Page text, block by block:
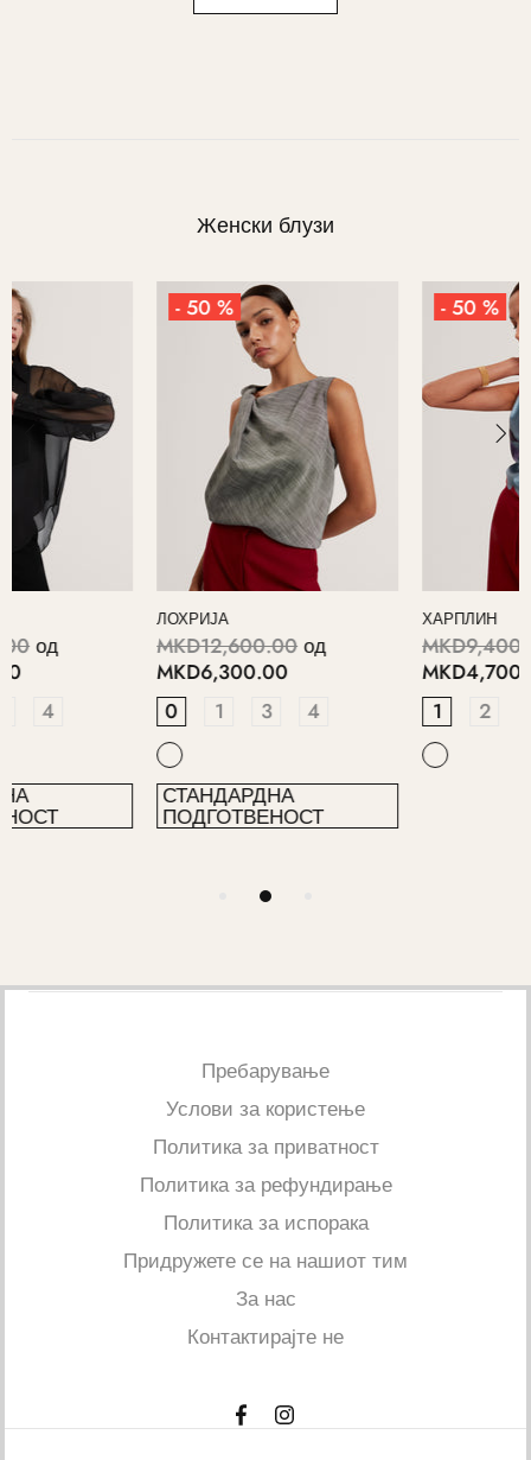
Женски блузи
- 50 %
MKD12,600.00
од
MKD6,300.00
4
СТАНДАРДНА
ПОДГОТВЕНОСТ
- 50 %
MKD9,400.00
од
MKD4,700.00
Пребарување
Услови за користење
Политика за приватност
Политика за рефундирање
Политика за испорака
Придружете се на нашиот тим
За нас
Контактирајте не